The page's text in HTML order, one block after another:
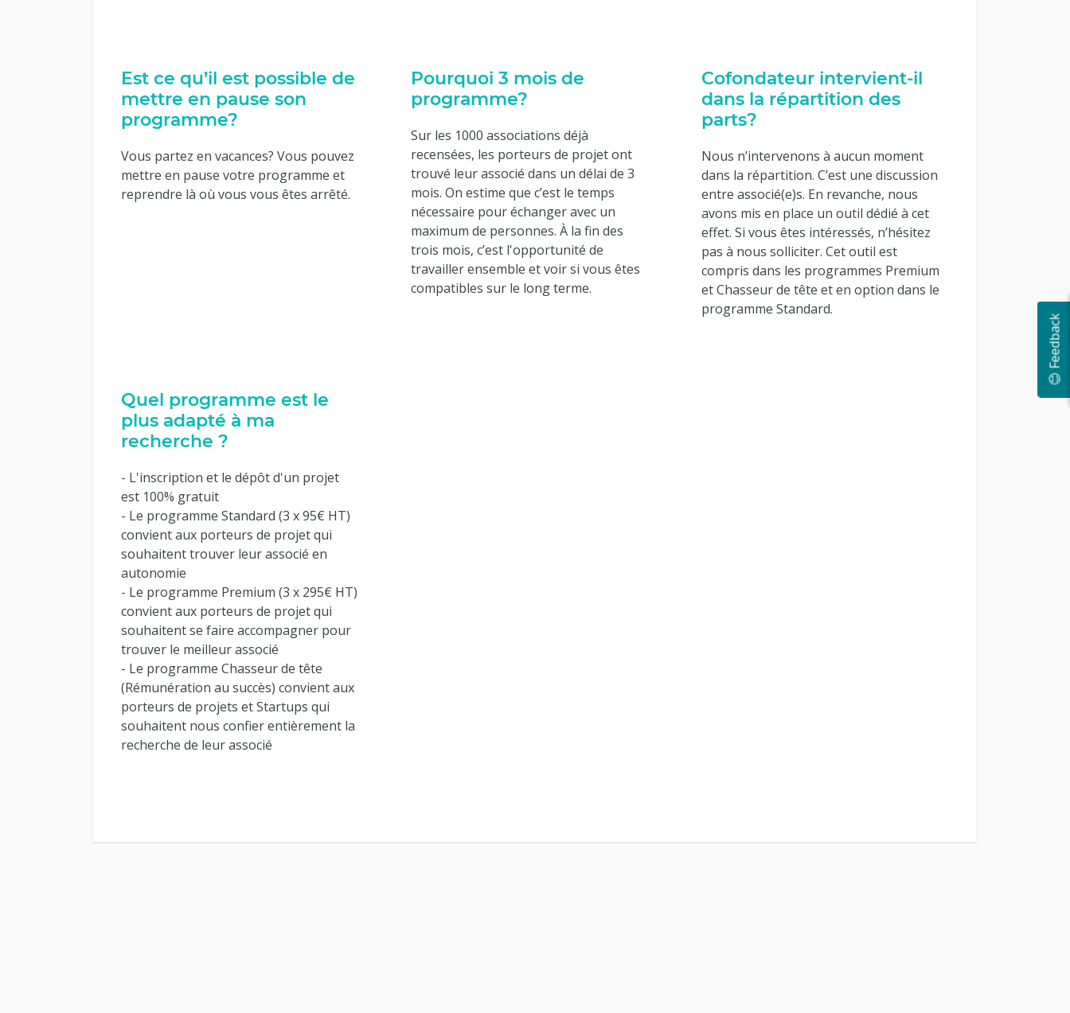
Est ce qu’il est possible de
mettre en pause son
programme?
Vous partez en vacances? Vous pouvez
mettre en pause votre programme et
reprendre là où vous vous êtes arrêté.
Pourquoi 3 mois de
programme?
Sur les 1000 associations déjà
recensées, les porteurs de projet ont
trouvé leur associé dans un délai de 3
mois. On estime que c’est le temps
nécessaire pour échanger avec un
maximum de personnes. À la fin des
trois mois, c’est l'opportunité de
travailler ensemble et voir si vous êtes
compatibles sur le long terme.
Cofondateur intervient-il
dans la répartition des
parts?
Nous n’intervenons à aucun moment
dans la répartition. C’est une discussion
entre associé(e)s. En revanche, nous
avons mis en place un outil dédié à cet
effet. Si vous êtes intéressés, n’hésitez
pas à nous solliciter. Cet outil est
compris dans les programmes Premium
et Chasseur de tête et en option dans le
programme Standard.
Quel programme est le
plus adapté à ma
recherche ?
- L'inscription et le dépôt d'un projet
est 100% gratuit
- Le programme Standard (3 x 95€ HT)
convient aux porteurs de projet qui
souhaitent trouver leur associé en
autonomie
- Le programme Premium (3 x 295€ HT)
convient aux porteurs de projet qui
souhaitent se faire accompagner pour
trouver le meilleur associé
- Le programme Chasseur de tête
(Rémunération au succès) convient aux
porteurs de projets et Startups qui
souhaitent nous confier entièrement la
recherche de leur associé
😊 Feedback